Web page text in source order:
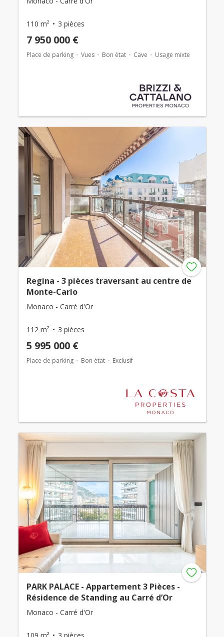
110 m² 3 pièces
7 950 000 €
Place de parking Vues Bon état Cave Usage mixte
Regina - 3 pièces traversant au centre de
Monte-Carlo
Monaco - Carré d'Or
112 m² 3 pièces
5 995 000 €
Place de parking Bon état Exclusif
PARK PALACE - Appartement 3 Pièces -
Résidence de Standing au Carré d’Or
Monaco - Carré d'Or